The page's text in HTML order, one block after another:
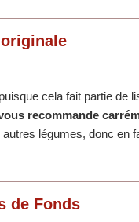
cela fait partie de
recommande
légumes, donc en
de Fonds